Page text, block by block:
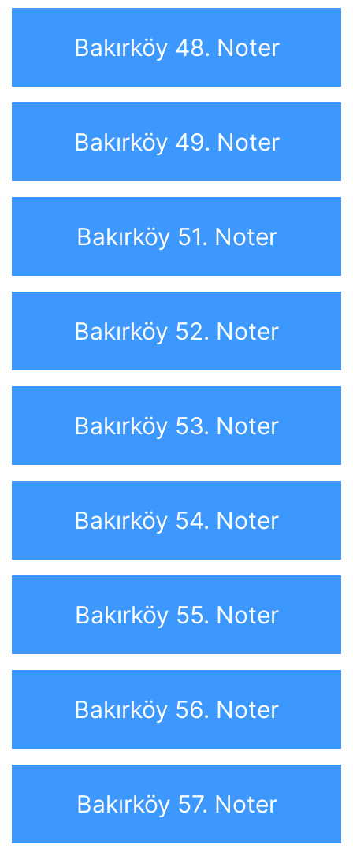
Bakırköy 48. Noter
Bakırköy 49. Noter
Bakırköy 51. Noter
Bakırköy 52. Noter
Bakırköy 53. Noter
Bakırköy 54. Noter
Bakırköy 55. Noter
Bakırköy 56. Noter
Bakırköy 57. Noter